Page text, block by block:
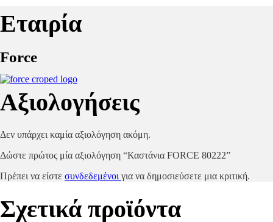
Εταιρία
Force
Αξιολογήσεις
Δεν υπάρχει καμία αξιολόγηση ακόμη.
Δώστε πρώτος μία αξιολόγηση “Καστάνια FORCE 80222”
Πρέπει να είστε συνδεδεμένοι για να δημοσιεύσετε μια κριτική.
Σχετικά προϊόντα